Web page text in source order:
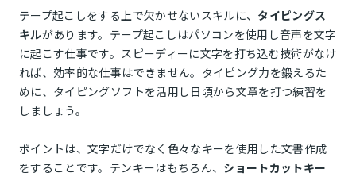
テープ起こしをする上で欠かせないスキルに、 タイピングス
キルがあります。テープ起こしはパソコンを使用し音声を文字
に起こす仕事です。スピーディーに文字を打ち込む技術がなけ
れば、効率的な仕事はできません。タイピング力を鍛えるた
めに、タイピングソフトを活用し日頃から文章を打つ練習を
しましょう。
ポイントは、文字だけでなく色々なキーを使用した文書作成
をすることです。テンキーはもちろん、 ショートカットキー